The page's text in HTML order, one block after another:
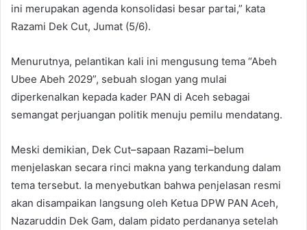
ini merupakan agenda konsolidasi besar partai,” kata
Razami Dek Cut, Jumat (5/6).
Menurutnya, pelantikan kali ini mengusung tema “Abeh
Ubee Abeh 2029”, sebuah slogan yang mulai
diperkenalkan kepada kader PAN di Aceh sebagai
semangat perjuangan politik menuju pemilu mendatang.
Meski demikian, Dek Cut–sapaan Razami–belum
menjelaskan secara rinci makna yang terkandung dalam
tema tersebut. Ia menyebutkan bahwa penjelasan resmi
akan disampaikan langsung oleh Ketua DPW PAN Aceh,
Nazaruddin Dek Gam, dalam pidato perdananya setelah